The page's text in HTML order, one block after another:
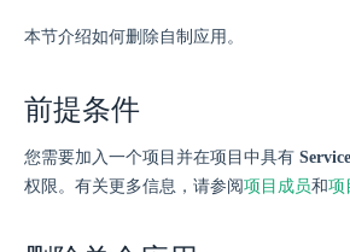
本节介绍如何删除自制应用。
前提条件
您需要加入一个项目并在项目中具有
权限。有关更多信息，请参阅项目成员和项